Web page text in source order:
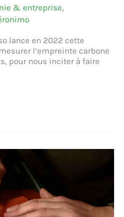
& entreprise,
lance en 2022 cette
l’empreinte carbone
pour nous inciter à faire